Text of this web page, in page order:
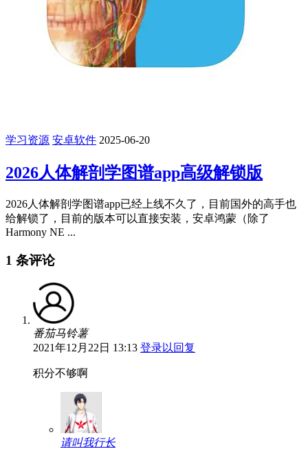
学习资源 安卓软件 2025-06-20
2026人体解剖学图谱app高级解锁版
2026人体解剖学图谱app已经上线不久了，目前国外的高手也
给解锁了，目前的版本可以直接安装，安卓鸿蒙（除了
Harmony NE ...
1 条评论
番茄马铃薯
2021年12月22日 13:13 登录以回复
积分不够啊
请叫我行长